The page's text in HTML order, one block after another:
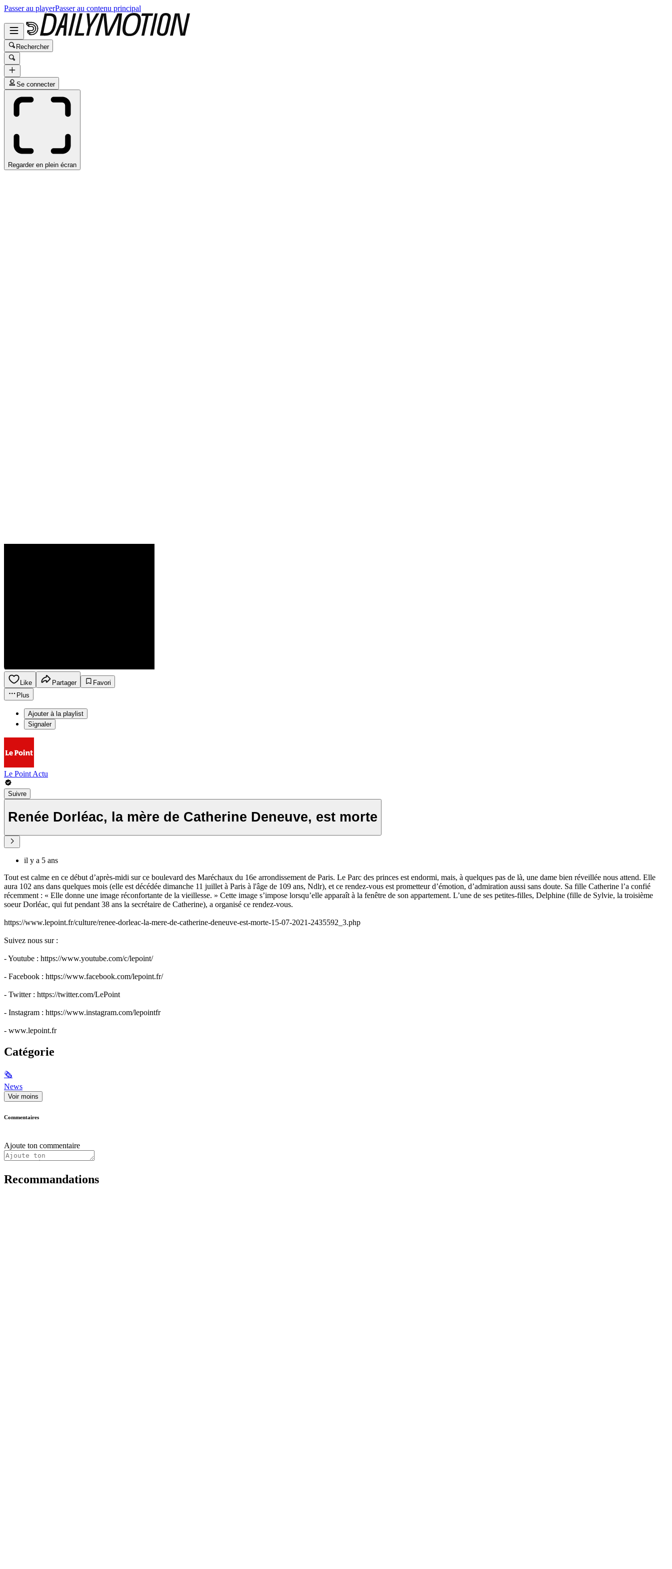
Passer au playerPasser au contenu principal
Rechercher
Se connecter
Regarder en plein écran
Like Partager
Favori
Plus
Ajouter à la playlist
Signaler
Le Point Actu
Suivre
Renée Dorléac, la mère de Catherine Deneuve, est morte
il y a 5 ans
Tout est calme en ce début d’après-midi sur ce boulevard des Maréchaux du 16e arrondissement de Paris. Le Parc des princes est endormi, mais, à quelques pas de là, une dame bien réveillée nous attend. Elle
aura 102 ans dans quelques mois (elle est décédée dimanche 11 juillet à Paris à l'âge de 109 ans, Ndlr), et ce rendez-vous est prometteur d’émotion, d’admiration aussi sans doute. Sa fille Catherine l’a confié
récemment : « Elle donne une image réconfortante de la vieillesse. » Cette image s’impose lorsqu’elle apparaît à la fenêtre de son appartement. L’une de ses petites-filles, Delphine (fille de Sylvie, la troisième
soeur Dorléac, qui fut pendant 38 ans la secrétaire de Catherine), a organisé ce rendez-vous.
https://www.lepoint.fr/culture/renee-dorleac-la-mere-de-catherine-deneuve-est-morte-15-07-2021-2435592_3.php
Suivez nous sur :
- Youtube : https://www.youtube.com/c/lepoint/
- Facebook : https://www.facebook.com/lepoint.fr/
- Twitter : https://twitter.com/LePoint
- Instagram : https://www.instagram.com/lepointfr
- www.lepoint.fr
Catégorie
🗞
News
Voir moins
Commentaires
Ajoute ton commentaire
Recommandations